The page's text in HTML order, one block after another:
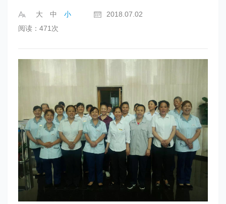
大 中 小
2018.07.02
阅读：471次